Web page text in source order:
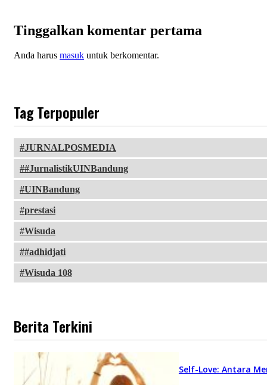
Tinggalkan komentar pertama
Anda harus masuk untuk berkomentar.
Tag Terpopuler
JURNALPOSMEDIA
#JurnalistikUINBandung
UINBandung
prestasi
Wisuda
#adhidjati
Wisuda 108
Berita Terkini
Self-Love: Antara